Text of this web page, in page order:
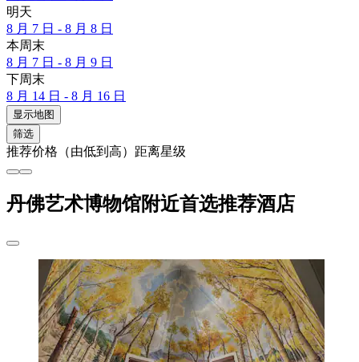
明天
8 月 7 日 - 8 月 8 日
本周末
8 月 7 日 - 8 月 9 日
下周末
8 月 14 日 - 8 月 16 日
显示地图
筛选
推荐价格（由低到高） 距离星级
丹佛艺术博物馆附近首选推荐酒店